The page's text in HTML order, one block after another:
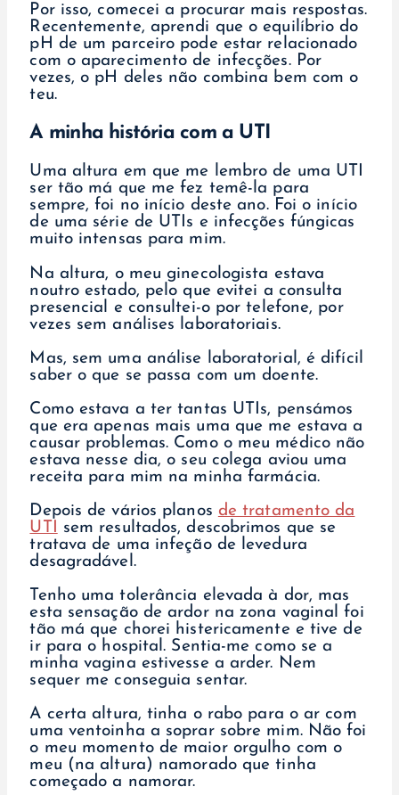
Por isso, comecei a procurar mais respostas.
Recentemente, aprendi que o equilíbrio do
pH de um parceiro pode estar relacionado
com o aparecimento de infecções. Por
vezes, o pH deles não combina bem com o
teu.
A minha história com a UTI
Uma altura em que me lembro de uma UTI
ser tão má que me fez temê-la para
sempre, foi no início deste ano. Foi o início
de uma série de UTIs e infecções fúngicas
muito intensas para mim.
Na altura, o meu ginecologista estava
noutro estado, pelo que evitei a consulta
presencial e consultei-o por telefone, por
vezes sem análises laboratoriais.
Mas, sem uma análise laboratorial, é difícil
saber o que se passa com um doente.
Como estava a ter tantas UTIs, pensámos
que era apenas mais uma que me estava a
causar problemas. Como o meu médico não
estava nesse dia, o seu colega aviou uma
receita para mim na minha farmácia.
Depois de vários planos de tratamento da
UTI sem resultados, descobrimos que se
tratava de uma infeção de levedura
desagradável.
Tenho uma tolerância elevada à dor, mas
esta sensação de ardor na zona vaginal foi
tão má que chorei histericamente e tive de
ir para o hospital. Sentia-me como se a
minha vagina estivesse a arder. Nem
sequer me conseguia sentar.
A certa altura, tinha o rabo para o ar com
uma ventoinha a soprar sobre mim. Não foi
o meu momento de maior orgulho com o
meu (na altura) namorado que tinha
começado a namorar.